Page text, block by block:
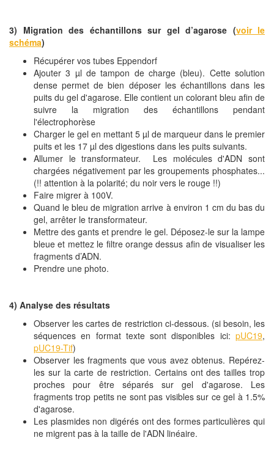
3) Migration des échantillons sur gel d’agarose (voir le
schéma)
Récupérer vos tubes Eppendorf
Ajouter 3 µl de tampon de charge (bleu). Cette solution
dense permet de bien déposer les échantillons dans les
puits du gel d'agarose. Elle contient un colorant bleu afin de
suivre la migration des échantillons pendant
l'électrophorèse
Charger le gel en mettant 5 µl de marqueur dans le premier
puits et les 17 µl des digestions dans les puits suivants.
Allumer le transformateur. Les molécules d'ADN sont
chargées négativement par les groupements phosphates...
(!! attention à la polarité; du noir vers le rouge !!)
Faire migrer à 100V.
Quand le bleu de migration arrive à environ 1 cm du bas du
gel, arrêter le transformateur.
Mettre des gants et prendre le gel. Déposez-le sur la lampe
bleue et mettez le filtre orange dessus afin de visualiser les
fragments d’ADN.
Prendre une photo.
4) Analyse des résultats
Observer les cartes de restriction ci-dessous. (si besoin, les
séquences en format texte sont disponibles ici: pUC19,
pUC19-Tif)
Observer les fragments que vous avez obtenus. Repérez-
les sur la carte de restriction. Certains ont des tailles trop
proches pour être séparés sur gel d'agarose. Les
fragments trop petits ne sont pas visibles sur ce gel à 1.5%
d'agarose.
Les plasmides non digérés ont des formes particulières qui
ne migrent pas à la taille de l'ADN linéaire.